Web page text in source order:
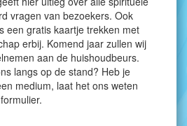
vragen van bezoekers. Ook
een gratis kaartje trekken met
erbij. Komend jaar zullen wij
aan de huishoudbeurs.
langs op de stand? Heb je
medium, laat het ons weten